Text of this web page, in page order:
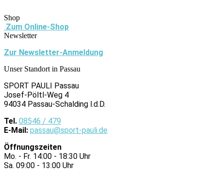
Shop
Zum Online-Shop
Newsletter
Zur Newsletter-Anmeldung
Unser Standort in Passau
SPORT PAULI Passau
Josef-Pöltl-Weg 4
94034 Passau-Schalding l.d.D.
Tel. 08546 / 479
E-Mail: passau@sport-pauli.de
Öffnungszeiten
Mo. - Fr. 14:00 - 18:30 Uhr
Sa. 09:00 - 13:00 Uhr